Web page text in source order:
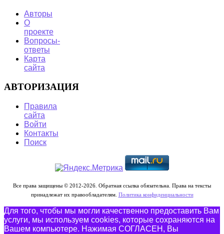
Авторы
О
проекте
Вопросы-
ответы
Карта
сайта
АВТОРИЗАЦИЯ
Правила
сайта
Войти
Контакты
Поиск
Все права защищены © 2012-2026. Обратная ссылка обязательна. Права на тексты
принадлежат их правообладателям. Политика конфиденциальности
Для того, чтобы мы могли качественно предоставить Вам
услуги, мы используем cookies, которые сохраняются на
Вашем компьютере. Нажимая СОГЛАСЕН, Вы